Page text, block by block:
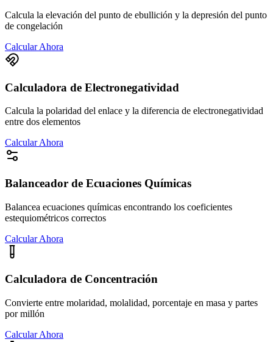
Calcula la elevación del punto de ebullición y la depresión del punto
de congelación
Calcular Ahora
Calculadora de Electronegatividad
Calcula la polaridad del enlace y la diferencia de electronegatividad
entre dos elementos
Calcular Ahora
Balanceador de Ecuaciones Químicas
Balancea ecuaciones químicas encontrando los coeficientes
estequiométricos correctos
Calcular Ahora
Calculadora de Concentración
Convierte entre molaridad, molalidad, porcentaje en masa y partes
por millón
Calcular Ahora